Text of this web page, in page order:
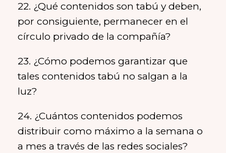
22. ¿Qué contenidos son tabú y deben,
por consiguiente, permanecer en el
círculo privado de la compañía?
23. ¿Cómo podemos garantizar que
tales contenidos tabú no salgan a la
luz?
24. ¿Cuántos contenidos podemos
distribuir como máximo a la semana o
a mes a través de las redes sociales?